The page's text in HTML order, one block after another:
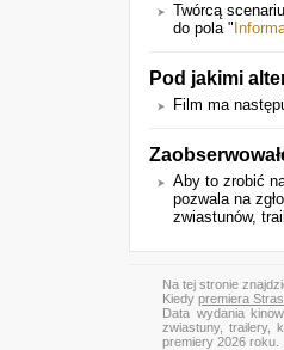
Twórcą
do pola "
Pod jakimi
Film ma
Aby to zrobić
pozwala na
zwiastunów,
Na tej stronie
Kiedy premiera
Data wydania
zwiastuny, trailery,
premiery 2026 roku.